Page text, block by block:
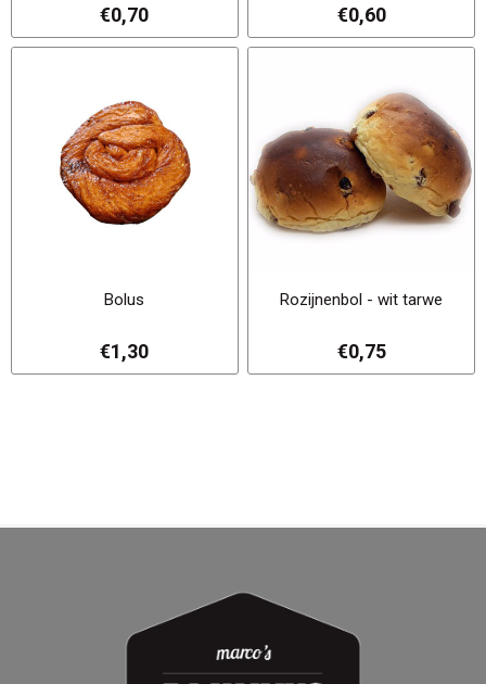
€0,70 €0,60
Bolus
€1,30
Rozijnenbol - wit tarwe
€0,75